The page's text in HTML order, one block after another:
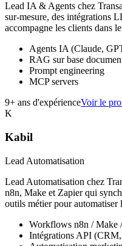
Lead IA & Agents chez
sur-mesure, des intégrations
accompagne les clients dans
Agents IA (Claude,
RAG sur base
Prompt engineering
MCP servers
9+ ans d'expérienceVoir le
K
Kabil
Lead Automatisation
Lead Automatisation chez
n8n, Make et Zapier qui
outils métier pour automatiser
Workflows n8n / Make
Intégrations API